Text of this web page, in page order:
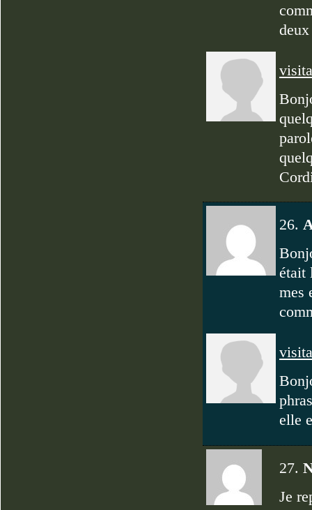
26.
était
mes
elle
27.
Je